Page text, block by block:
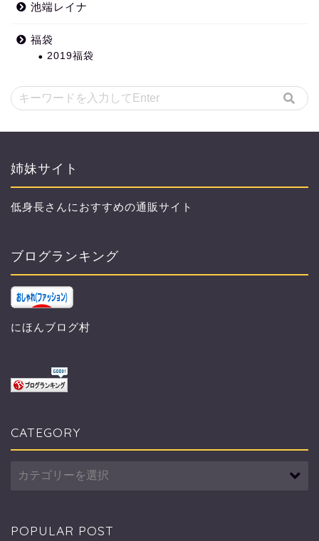
池端レイナ
福袋
2019福袋
姉妹サイト
低身長さんにおすすめの通販サイト
ブログランキング
にほんブログ村
CATEGORY
POPULAR POST